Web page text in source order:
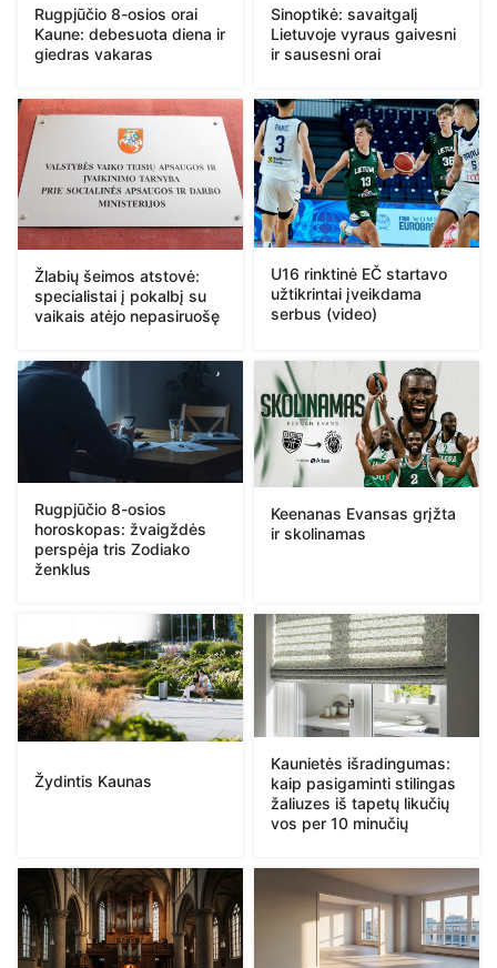
Rugpjūčio 8-osios orai
Kaune: debesuota diena ir
giedras vakaras
Sinoptikė: savaitgalį
Lietuvoje vyraus gaivesni
ir sausesni orai
Žlabių šeimos atstovė:
specialistai į pokalbį su
vaikais atėjo nepasiruošę
U16 rinktinė EČ startavo
užtikrintai įveikdama
serbus (video)
Rugpjūčio 8-osios
horoskopas: žvaigždės
perspėja tris Zodiako
ženklus
Keenanas Evansas grįžta
ir skolinamas
Žydintis Kaunas
Kaunietės išradingumas:
kaip pasigaminti stilingas
žaliuzes iš tapetų likučių
vos per 10 minučių